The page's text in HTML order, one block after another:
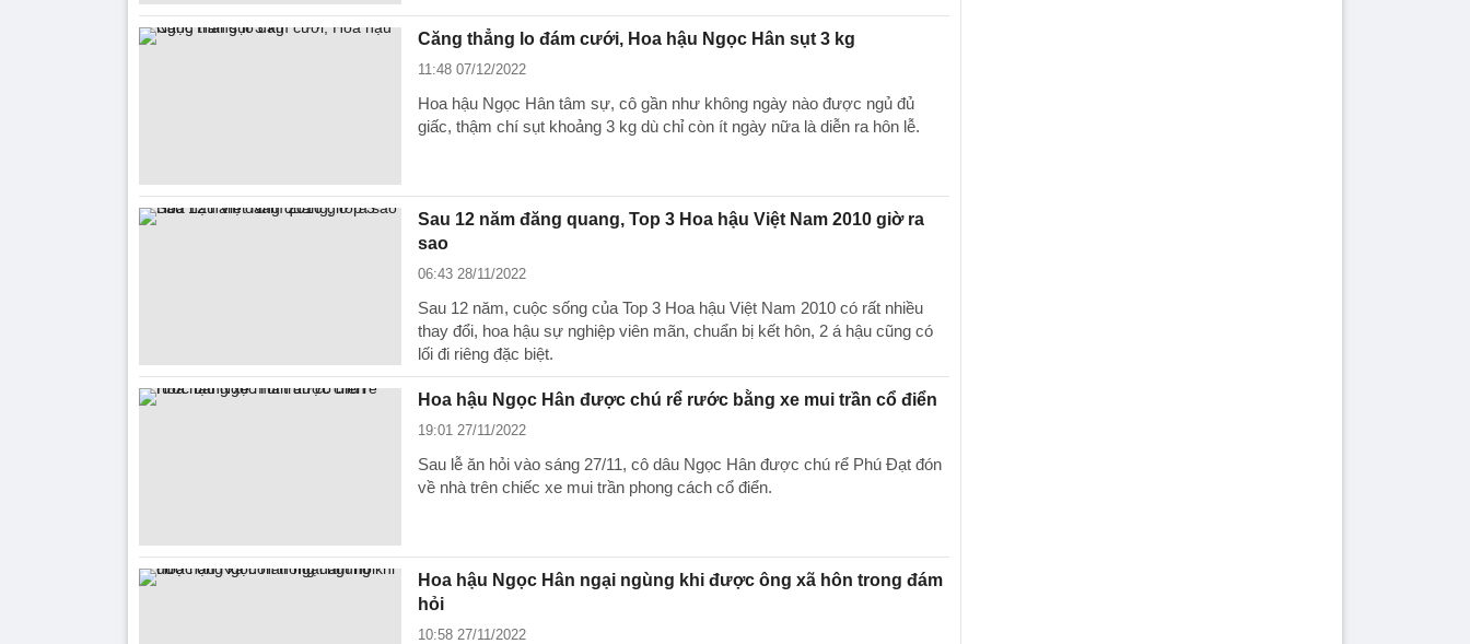
Căng thẳng lo đám cưới, Hoa hậu Ngọc Hân sụt 3 kg
11:48 07/12/2022
Hoa hậu Ngọc Hân tâm sự, cô gần như không ngày nào được ngủ đủ
giấc, thậm chí sụt khoảng 3 kg dù chỉ còn ít ngày nữa là diễn ra hôn lễ.
Sau 12 năm đăng quang, Top 3 Hoa hậu Việt Nam 2010 giờ ra
sao
06:43 28/11/2022
Sau 12 năm, cuộc sống của Top 3 Hoa hậu Việt Nam 2010 có rất nhiều
thay đổi, hoa hậu sự nghiệp viên mãn, chuẩn bị kết hôn, 2 á hậu cũng có
lối đi riêng đặc biệt.
Hoa hậu Ngọc Hân được chú rể rước bằng xe mui trần cổ điển
19:01 27/11/2022
Sau lễ ăn hỏi vào sáng 27/11, cô dâu Ngọc Hân được chú rể Phú Đạt đón
về nhà trên chiếc xe mui trần phong cách cổ điển.
Hoa hậu Ngọc Hân ngại ngùng khi được ông xã hôn trong đám
hỏi
10:58 27/11/2022